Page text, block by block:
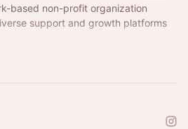
based non-profit organization
support and growth platforms